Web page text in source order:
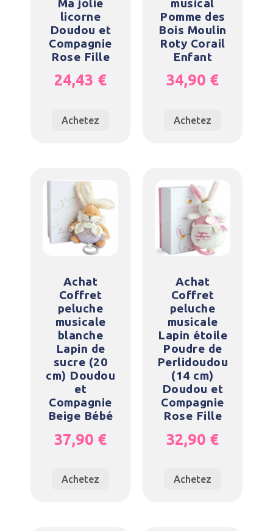
Ma jolie
licorne
Doudou et
Compagnie
Rose Fille
24,43 €
Achetez
musical
Pomme des
Bois Moulin
Roty Corail
Enfant
34,90 €
Achetez
Achat
Coffret
peluche
musicale
blanche
Lapin de
sucre (20
cm) Doudou
et
Compagnie
Beige Bébé
37,90 €
Achetez
Achat
Coffret
peluche
musicale
Lapin étoile
Poudre de
Perlidoudou
(14 cm)
Doudou et
Compagnie
Rose Fille
32,90 €
Achetez